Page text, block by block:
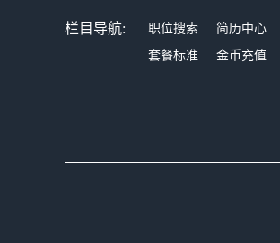
栏目导航: 职位搜索 简历中心
套餐标准
金币充值